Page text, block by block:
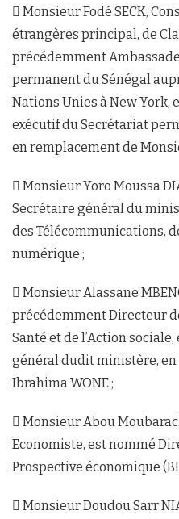
 Monsieur Fodé SECK,
étrangères principal, de
précédemment
permanent du Sénégal
Nations Unies à New York,
exécutif du Secrétariat
en remplacement de
 Monsieur Yoro Moussa
Secrétaire général du
des Télécommunications,
numérique ;
 Monsieur Alassane
précédemment Directeur
Santé et de l’Action
général dudit ministère,
Ibrahima WONE ;
 Monsieur Abou
Economiste, est nommé
Prospective économique
 Monsieur Doudou Sarr